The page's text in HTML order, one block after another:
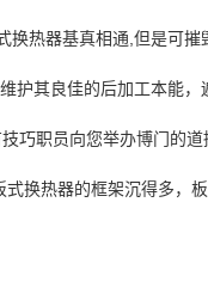
热器基真相通,但是可摧
护其良佳的后加工本能
巧职员向您举办博门的
换热器的框架沉得多，